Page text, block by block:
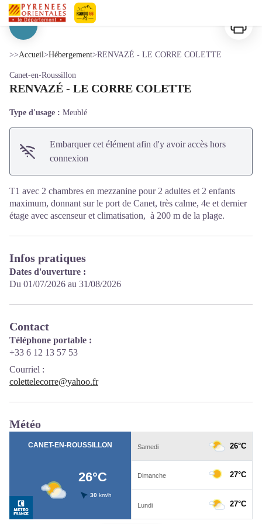
RENVAZÉ - LE CORRE COLETTE
>>Accueil>Hébergement>RENVAZÉ - LE CORRE COLETTE
Canet-en-Roussillon
RENVAZÉ - LE CORRE COLETTE
Type d'usage : Meublé
Embarquer cet élément afin d'y avoir accès hors
connexion
T1 avec 2 chambres en mezzanine pour 2 adultes et 2 enfants
maximum, donnant sur le port de Canet, très calme, 4e et dernier
étage avec ascenseur et climatisation, à 200 m de la plage.
Infos pratiques
Dates d'ouverture :
Du 01/07/2026 au 31/08/2026
Contact
Téléphone portable :
+33 6 12 13 57 53
Courriel :
colettelecorre@yahoo.fr
Météo